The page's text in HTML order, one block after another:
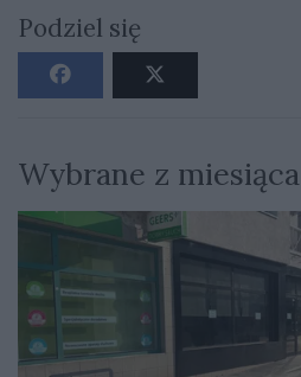
Podziel się
Wybrane z miesiąca